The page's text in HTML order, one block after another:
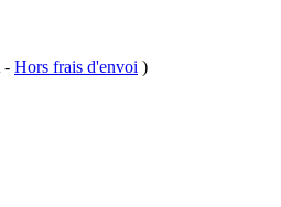
- Hors frais d'envoi )